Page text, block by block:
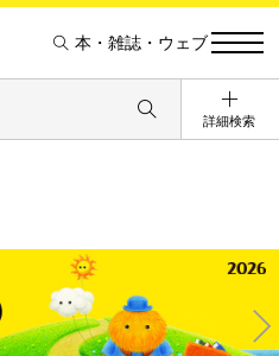
本・雑誌・ウェブ
詳細検索